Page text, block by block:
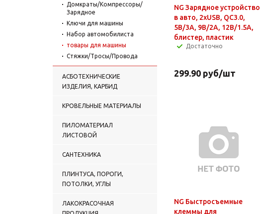
Домкраты/Компрессоры/
Зарядное
Ключи для машины
Набор автомобилиста
товары для машины
Стяжки/Тросы/Провода
АСБОТЕХНИЧЕСКИЕ
ИЗДЕЛИЯ, КАРБИД
КРОВЕЛЬНЫЕ МАТЕРИАЛЫ
ПИЛОМАТЕРИАЛ
ЛИСТОВОЙ
САНТЕХНИКА
ПЛИНТУСА, ПОРОГИ,
ПОТОЛКИ, УГЛЫ
ЛАКОКРАСОЧНАЯ
NG Зарядное устройство
в авто, 2xUSB, QC3.0,
5В/3А, 9В/2А, 12В/1.5А,
блистер, пластик
Достаточно
299.90 руб/шт
NG Быстросъемные
клеммы для